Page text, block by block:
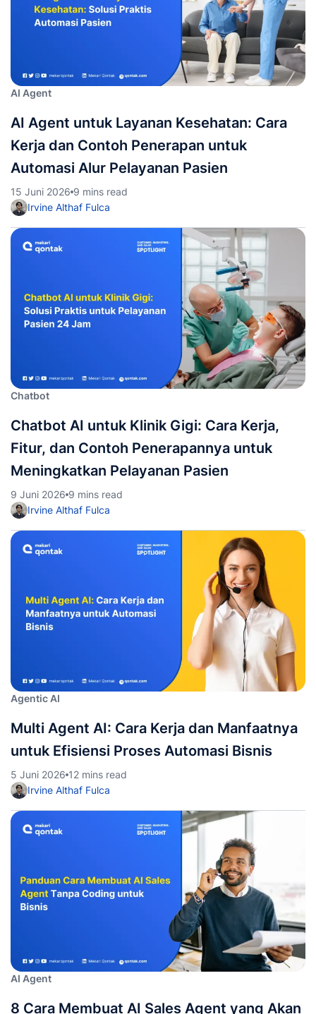
AI Agent
AI Agent untuk Layanan Kesehatan: Cara
Kerja dan Contoh Penerapan untuk
Automasi Alur Pelayanan Pasien
15 Juni 2026 9 mins read
Irvine Althaf Fulca
Chatbot
Chatbot AI untuk Klinik Gigi: Cara Kerja,
Fitur, dan Contoh Penerapannya untuk
Meningkatkan Pelayanan Pasien
9 Juni 2026 9 mins read
Irvine Althaf Fulca
Agentic AI
Multi Agent AI: Cara Kerja dan Manfaatnya
untuk Efisiensi Proses Automasi Bisnis
5 Juni 2026 12 mins read
Irvine Althaf Fulca
AI Agent
8 Cara Membuat AI Sales Agent yang Akan